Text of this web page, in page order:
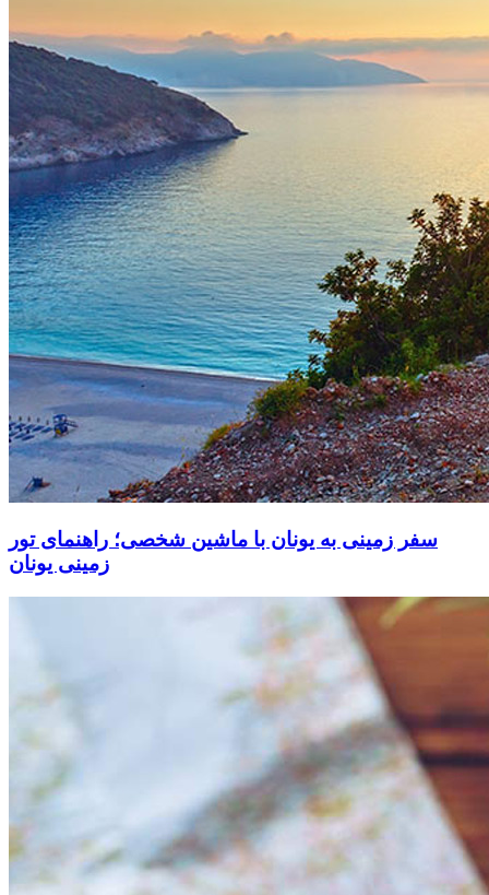
سفر زمینی به یونان با ماشین شخصی؛ راهنمای تور
زمینی یونان